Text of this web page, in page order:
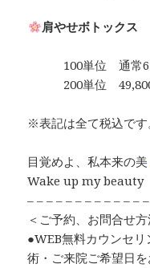
肩やせボトックス
100単位 通常
200単位
※表記は全て税込です
目覚めよ、私本来の美
Wake up my beauty
– – – – – – – – – – – –
＜ご予約、お問合せ方
●WEB無料カウンセ
術・ご来院ご希望日